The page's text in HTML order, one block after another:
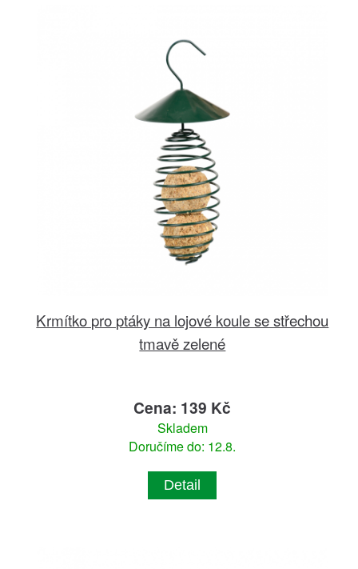
Krmítko pro ptáky na lojové koule se střechou
tmavě zelené
Cena: 139 Kč
Skladem
Doručíme do: 12.8.
Detail